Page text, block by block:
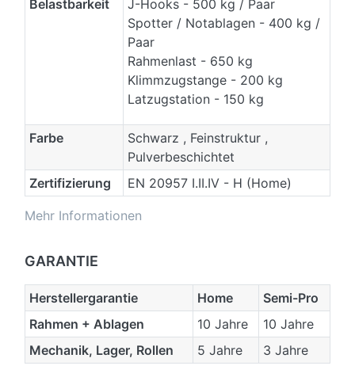
Mehr Informationen
Belastbarkeit
J-Hooks - 500 kg / Paar
Spotter / Notablagen - 400 kg /
Paar
Rahmenlast - 650 kg
Klimmzugstange - 200 kg
Latzugstation - 150 kg
Farbe
Schwarz , Feinstruktur ,
Pulverbeschichtet
Zertifizierung
EN 20957 I.II.IV - H (Home)
GARANTIE
Herstellergarantie Home
Semi-Pro
Rahmen + Ablagen
10 Jahre
10 Jahre
Mechanik, Lager, Rollen
5 Jahre 3 Jahre